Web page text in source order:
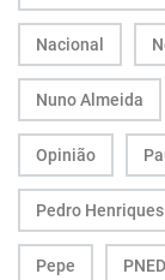
Nacional
Nuno Almeida
Opinião
Pedro Henriques
Pepe PNED